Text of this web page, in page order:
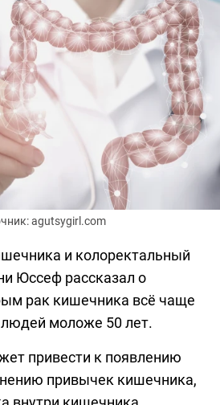
agutsygirl.com
и колоректальный
Юссеф рассказал о
рак кишечника всё чаще
людей моложе 50 лет.
привести к появлению
привычек кишечника,